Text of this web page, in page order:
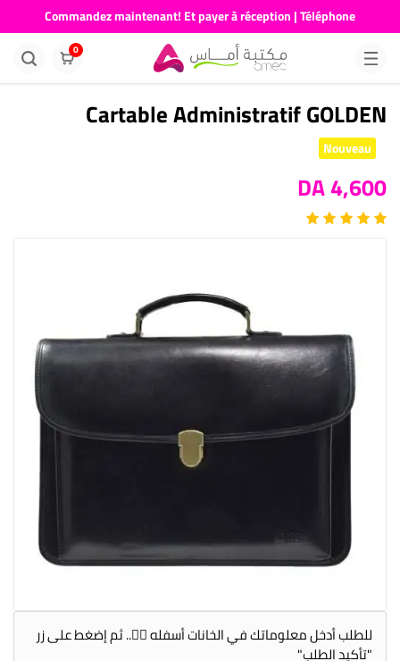
Commandez maintenant! Et payer à réception | Téléphone
676681730
0
Cartable Administratif GOLDEN
Nouveau
4,600 DA
للطلب أدخل معلوماتك في الخانات أسفله 👇🏻.. ثم إضغط على زر
"تأكيد الطلب"